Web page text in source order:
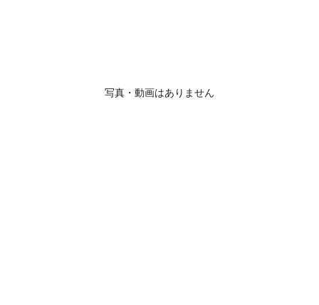
写真・動画はありません